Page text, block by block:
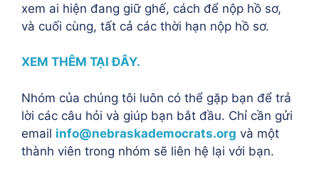
xem ai hiện đang giữ ghế, cách để nộp hồ sơ,
và cuối cùng, tất cả các thời hạn nộp hồ sơ.
XEM THÊM TẠI ĐÂY.
Nhóm của chúng tôi luôn có thể gặp bạn để trả
lời các câu hỏi và giúp bạn bắt đầu. Chỉ cần gửi
email info@nebraskademocrats.org và một
thành viên trong nhóm sẽ liên hệ lại với bạn.